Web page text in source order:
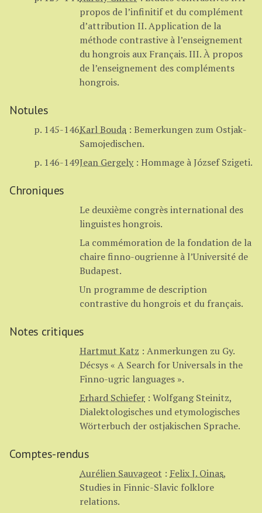
propos de l’infinitif et du complément
d’attribution II. Application de la
méthode contrastive à l’enseignement
du hongrois aux Français. III. À propos
de l’enseignement des compléments
hongrois.
Notules
p. 145-146Karl Bouda : Bemerkungen zum Ostjak-
Samojedischen.
p. 146-149Jean Gergely : Hommage à József Szigeti.
Chroniques
Le deuxième congrès international des
linguistes hongrois.
La commémoration de la fondation de la
chaire finno-ougrienne à l’Université de
Budapest.
Un programme de description
contrastive du hongrois et du français.
Notes critiques
Hartmut Katz : Anmerkungen zu Gy.
Décsys « A Search for Universals in the
Finno-ugric languages ».
Erhard Schiefer : Wolfgang Steinitz,
Dialektologisches und etymologisches
Wörterbuch der ostjakischen Sprache.
Comptes-rendus
Aurélien Sauvageot : Felix J. Oinas,
Studies in Finnic-Slavic folklore
relations.